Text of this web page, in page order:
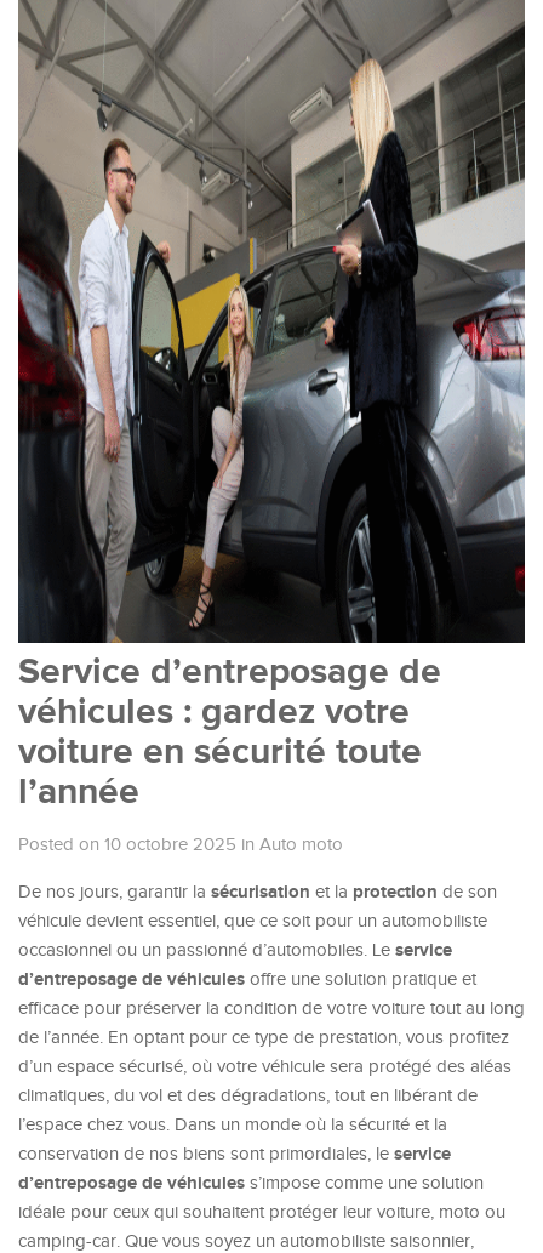
Service d’entreposage de
véhicules : gardez votre
voiture en sécurité toute
l’année
Posted on 10 octobre 2025 in Auto moto
De nos jours, garantir la sécurisation et la protection de son
véhicule devient essentiel, que ce soit pour un automobiliste
occasionnel ou un passionné d’automobiles. Le service
d’entreposage de véhicules offre une solution pratique et
efficace pour préserver la condition de votre voiture tout au long
de l’année. En optant pour ce type de prestation, vous profitez
d’un espace sécurisé, où votre véhicule sera protégé des aléas
climatiques, du vol et des dégradations, tout en libérant de
l’espace chez vous. Dans un monde où la sécurité et la
conservation de nos biens sont primordiales, le service
d’entreposage de véhicules s’impose comme une solution
idéale pour ceux qui souhaitent protéger leur voiture, moto ou
camping-car. Que vous soyez un automobiliste saisonnier,